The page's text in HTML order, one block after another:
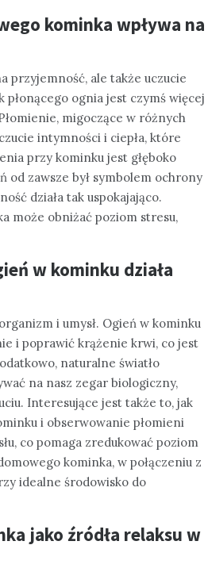
kominka wpływa na
przyjemność, ale także uczucie
ognia jest czymś więcej
migoczące w różnych
intymności i ciepła, które
przy kominku jest głęboko
od zawsze był symbolem ochrony
działa tak uspokajająco.
może obniżać poziom stresu,
w kominku działa
i umysł. Ogień w kominku
i poprawić krążenie krwi, co jest
naturalne światło
na nasz zegar biologiczny,
Interesujące jest także to, jak
i obserwowanie płomieni
co pomaga zredukować poziom
kominka, w połączeniu z
idealne środowisko do
jako źródła relaksu w